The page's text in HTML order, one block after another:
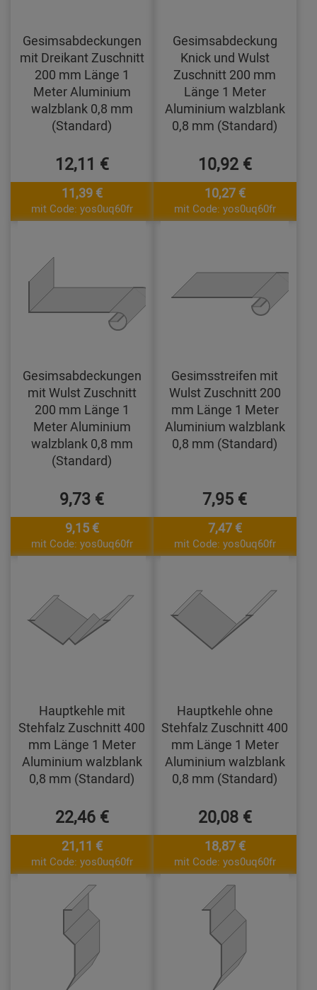
Gesimsabdeckungen
mit Dreikant Zuschnitt
200 mm Länge 1
Meter Aluminium
walzblank 0,8 mm
(Standard)
12,11 €
11,39 €
mit Code: yos0uq60fr
Gesimsabdeckung
Knick und Wulst
Zuschnitt 200 mm
Länge 1 Meter
Aluminium walzblank
0,8 mm (Standard)
10,92 €
10,27 €
mit Code: yos0uq60fr
Gesimsabdeckungen
mit Wulst Zuschnitt
200 mm Länge 1
Meter Aluminium
walzblank 0,8 mm
(Standard)
9,73 €
9,15 €
mit Code: yos0uq60fr
Gesimsstreifen mit
Wulst Zuschnitt 200
mm Länge 1 Meter
Aluminium walzblank
0,8 mm (Standard)
7,95 €
7,47 €
mit Code: yos0uq60fr
Hauptkehle mit
Stehfalz Zuschnitt 400
mm Länge 1 Meter
Aluminium walzblank
0,8 mm (Standard)
22,46 €
21,11 €
mit Code: yos0uq60fr
Hauptkehle ohne
Stehfalz Zuschnitt 400
mm Länge 1 Meter
Aluminium walzblank
0,8 mm (Standard)
20,08 €
18,87 €
mit Code: yos0uq60fr